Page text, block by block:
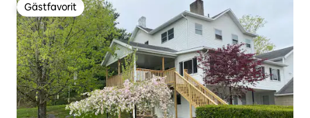
Gästfavorit
Gästfavorit